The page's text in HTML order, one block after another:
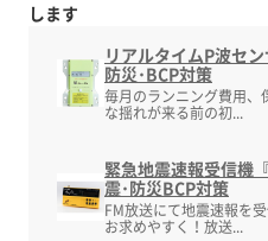
します
リアルタイムP波セ
防災･BCP対策
毎月のランニング費用、
な揺れが来る前の初...
緊急地震速報受信機
震･防災BCP対策
FM放送にて地震速報を
お求めやすく！放送...